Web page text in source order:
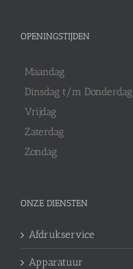
OPENINGSTIJDEN
Maandag
Dinsdag t/m Donderdag
Vrijdag
Zaterdag
Zondag
ONZE DIENSTEN
Afdrukservice
Apparatuur